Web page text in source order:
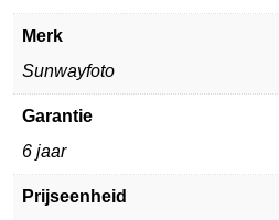
Merk
Sunwayfoto
Garantie
6 jaar
Prijseenheid